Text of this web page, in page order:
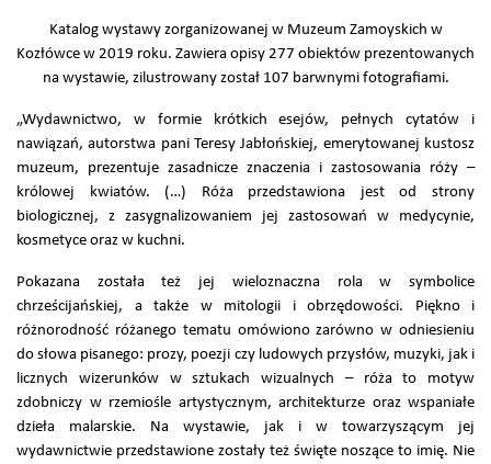
Katalog wystawy zorganizowanej w Muzeum Zamoyskich w
Kozłówce w 2019 roku. Zawiera opisy 277 obiektów prezentowanych
na wystawie, zilustrowany został 107 barwnymi fotografiami.
„Wydawnictwo, w formie krótkich esejów, pełnych cytatów i
nawiązań, autorstwa pani Teresy Jabłońskiej, emerytowanej kustosz
muzeum, prezentuje zasadnicze znaczenia i zastosowania róży –
królowej kwiatów. (…) Róża przedstawiona jest od strony
biologicznej, z zasygnalizowaniem jej zastosowań w medycynie,
kosmetyce oraz w kuchni.
Pokazana została też jej wieloznaczna rola w symbolice
chrześcijańskiej, a także w mitologii i obrzędowości. Piękno i
różnorodność różanego tematu omówiono zarówno w odniesieniu
do słowa pisanego: prozy, poezji czy ludowych przysłów, muzyki, jak i
licznych wizerunków w sztukach wizualnych – róża to motyw
zdobniczy w rzemiośle artystycznym, architekturze oraz wspaniałe
dzieła malarskie. Na wystawie, jak i w towarzyszącym jej
wydawnictwie przedstawione zostały też święte noszące to imię. Nie